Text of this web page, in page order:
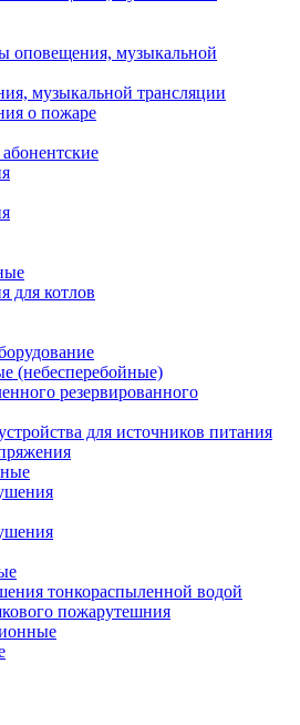
оповещения, музыкальной
музыкальной трансляции
о пожаре
для котлов
(небесперебойные)
резервированного
для источников питания
тонкораспыленной водой
пожарутешния